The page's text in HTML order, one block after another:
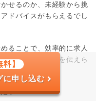
せるのか、未経験から挑
ドバイスがもらえるでし
ることで、効率的に求人
のある志望動機を伝えら
い
】
に申し込む